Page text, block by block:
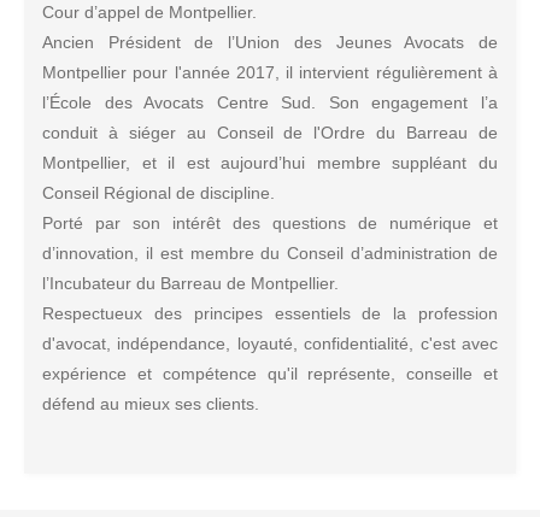
Cour d’appel de Montpellier.
Ancien Président de l’Union des Jeunes Avocats de
Montpellier pour l'année 2017, il intervient régulièrement à
l’École des Avocats Centre Sud. Son engagement l’a
conduit à siéger au Conseil de l'Ordre du Barreau de
Montpellier, et il est aujourd’hui membre suppléant du
Conseil Régional de discipline.
Porté par son intérêt des questions de numérique et
d’innovation, il est membre du Conseil d’administration de
l’Incubateur du Barreau de Montpellier.
Respectueux des principes essentiels de la profession
d'avocat, indépendance, loyauté, confidentialité, c'est avec
expérience et compétence qu'il représente, conseille et
défend au mieux ses clients.